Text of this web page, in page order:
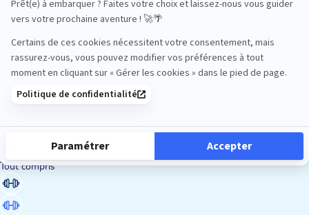
Sénior
Tout compris